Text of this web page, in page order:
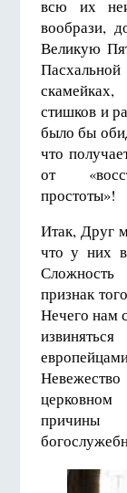
всю их
вообрази,
Великую
стишков и
было бы
что
от
простоты»!
Итак, Друг
что у них
признак
Нечего нам
причины